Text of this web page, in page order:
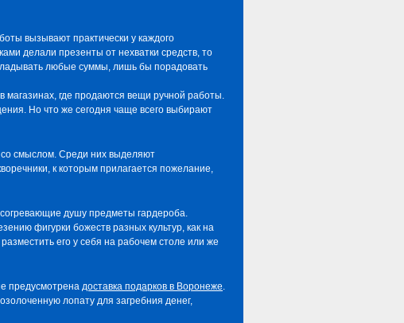
вызывают практически у каждого
делали презенты от нехватки средств, то
любые суммы, лишь бы порадовать
магазинах, где продаются вещи ручной работы.
Но что же сегодня чаще всего выбирают
смыслом. Среди них выделяют
к которым прилагается пожелание,
душу предметы гардероба.
фигурки божеств разных культур, как на
его у себя на рабочем столе или же
предусмотрена доставка подарков в Воронеже.
лопату для загребния денег,